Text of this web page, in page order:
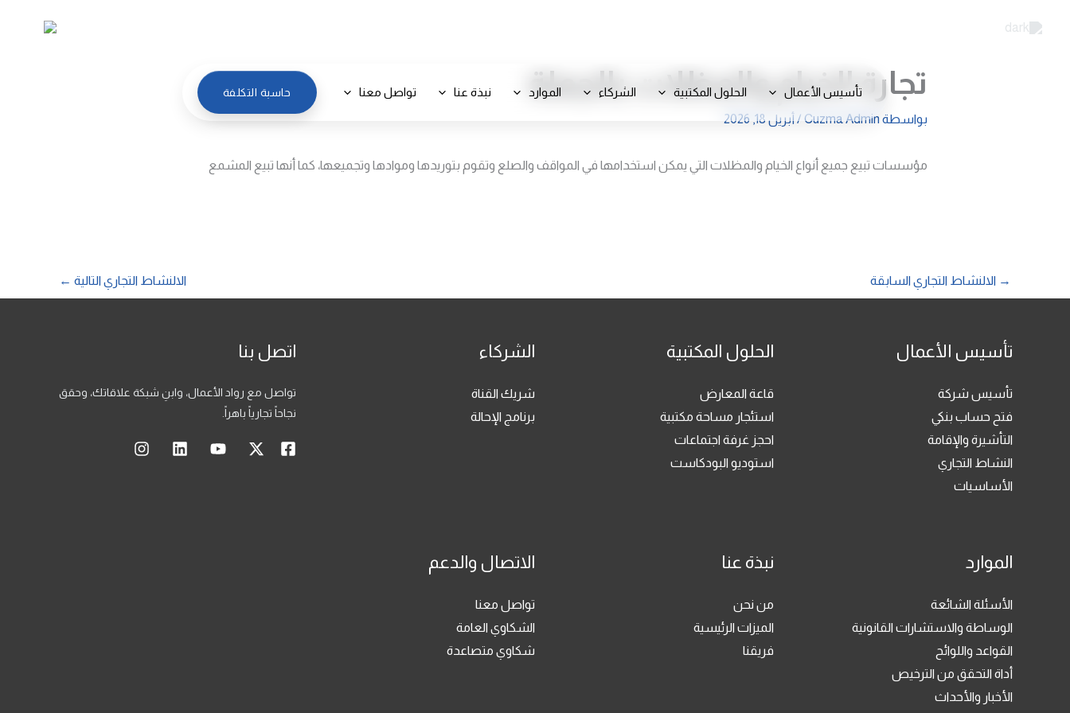
تأسيس الأعمال الحلول المكتبية الشركاء الموارد نبذة عنا تواصل معنا حاسبة التكلفة تجارة الخيام والمظلات بالجملة
بواسطة Cuzma Admin
/ أبريل 18, 2026
مؤسسات تبيع جميع أنواع الخيام والمظلات التي يمكن استخدامها في المواقف والصلع وتقوم بتوريدها وموادها وتجميعها، كما أنها تبيع المشمع
→ الالنشاط التجاري السابقة الالنشاط التجاري التالية ←
تأسيس الأعمال
تأسيس شركة
فتح حساب بنكي
التأشيرة والإقامة
النشاط التجاري
الأساسيات
الحلول المكتبية
قاعة المعارض
استئجار مساحة مكتبية
احجز غرفة اجتماعات
استوديو البودكاست
الشركاء
شريك القناة
برنامج الإحالة
اتصل بنا
تواصل مع رواد الأعمال، وابنِ شبكة علاقاتك، وحقق
نجاحاً تجارياً باهراً.
الموارد
الأسئلة الشائعة
الوساطة والاستشارات القانونية
القواعد واللوائح
أداة التحقق من الترخيص
الأخبار والأحداث
نبذة عنا
من نحن
الميزات الرئيسية
فريقنا
الاتصال والدعم
تواصل معنا
الشكاوي العامة
شكاوي متصاعدة